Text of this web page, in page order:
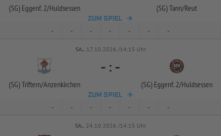
(SG) Eggenf. 2/Huldsessen (SG) Tann/Reut
ZUM SPIEL
- - - - - - -
SA.. 17.10.2026 /14:15 Uhr
(SG) Triftern/Anzenkirchen
- : -
(SG) Eggenf. 2/Huldsessen
ZUM SPIEL
- - - - - - -
SA.. 24.10.2026 /14:15 Uhr